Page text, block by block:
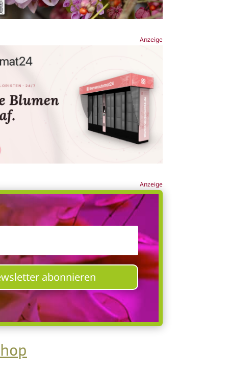
Anzeige
Anzeige
abonnieren